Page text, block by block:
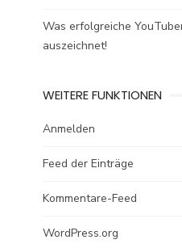
Was erfolgreiche
auszeichnet!
WEITERE FUNKTIONEN
Anmelden
Feed der Einträge
Kommentare-Feed
WordPress.org